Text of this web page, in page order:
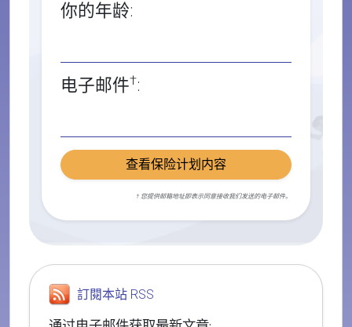
你的年龄:
电子邮件†:
查看保险计划内容
† 您提供邮箱地址即表示同意接收我们发送的电子邮件。
訂閱本站 RSS